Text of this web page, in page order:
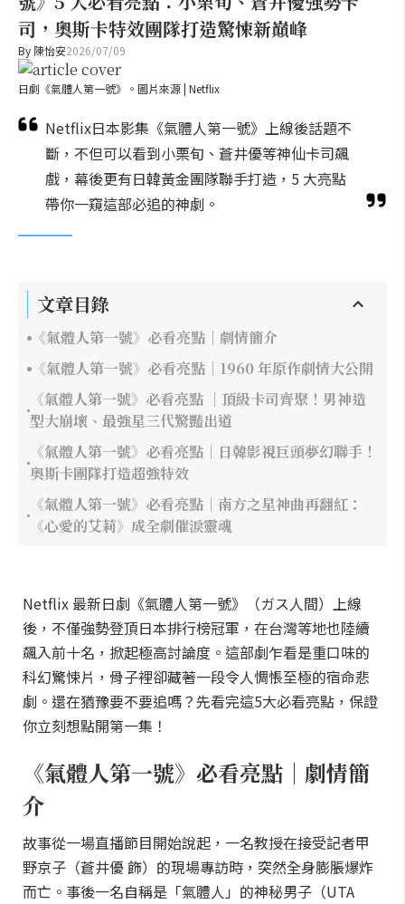
司，奧斯卡特效團隊打造驚悚新巔峰
By 陳怡安2026/07/09
日劇《氣體人第一號》。圖片來源 | Netflix
Netflix日本影集《氣體人第一號》上線後話題不
斷，不但可以看到小栗旬、蒼井優等神仙卡司飆
戲，幕後更有日韓黃金團隊聯手打造，5 大亮點
帶你一窺這部必追的神劇。
文章目錄
《氣體人第一號》必看亮點｜劇情簡介
《氣體人第一號》必看亮點｜1960 年原作劇情大公開
《氣體人第一號》必看亮點 ｜頂級卡司齊聚！男神造
型大崩壞、最強星三代驚豔出道
《氣體人第一號》必看亮點｜日韓影視巨頭夢幻聯手！
奧斯卡團隊打造超強特效
《氣體人第一號》必看亮點｜南方之星神曲再翻紅：
《心愛的艾莉》成全劇催淚靈魂
Netflix 最新日劇《氣體人第一號》（ガス人間）上線
後，不僅強勢登頂日本排行榜冠軍，在台灣等地也陸續
飆入前十名，掀起極高討論度。這部劇乍看是重口味的
科幻驚悚片，骨子裡卻藏著一段令人惆悵至極的宿命悲
劇。還在猶豫要不要追嗎？先看完這5大必看亮點，保證
你立刻想點開第一集！
《氣體人第一號》必看亮點｜劇情簡
介
故事從一場直播節目開始說起，一名教授在接受記者甲
野京子（蒼井優 飾）的現場專訪時，突然全身膨脹爆炸
而亡。事後一名自稱是「氣體人」的神秘男子（UTA